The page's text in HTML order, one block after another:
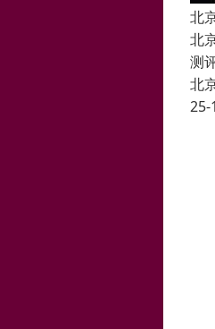
北
北
测
北
25-